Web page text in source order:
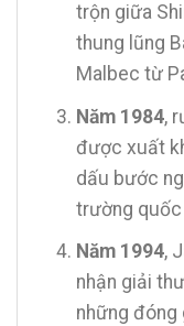
trộn giữa
thung lũng
Malbec từ
Năm 1984,
được xuất
dấu bước
trường quốc
Năm 1994,
nhận giải
những đóng